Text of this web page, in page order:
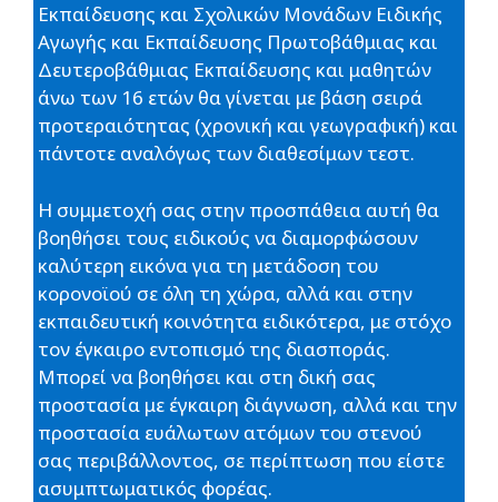
Εκπαίδευσης και Σχολικών Μονάδων Ειδικής
Αγωγής και Εκπαίδευσης Πρωτοβάθμιας και
Δευτεροβάθμιας Εκπαίδευσης και μαθητών
άνω των 16 ετών θα γίνεται με βάση σειρά
προτεραιότητας (χρονική και γεωγραφική) και
πάντοτε αναλόγως των διαθεσίμων τεστ.
Η συμμετοχή σας στην προσπάθεια αυτή θα
βοηθήσει τους ειδικούς να διαμορφώσουν
καλύτερη εικόνα για τη μετάδοση του
κορονοϊού σε όλη τη χώρα, αλλά και στην
εκπαιδευτική κοινότητα ειδικότερα, με στόχο
τον έγκαιρο εντοπισμό της διασποράς.
Μπορεί να βοηθήσει και στη δική σας
προστασία με έγκαιρη διάγνωση, αλλά και την
προστασία ευάλωτων ατόμων του στενού
σας περιβάλλοντος, σε περίπτωση που είστε
ασυμπτωματικός φορέας.